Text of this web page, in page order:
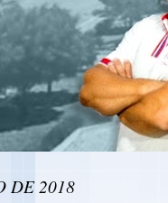
DE 2018